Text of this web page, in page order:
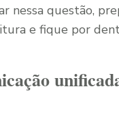
nessa questão,
e fique por